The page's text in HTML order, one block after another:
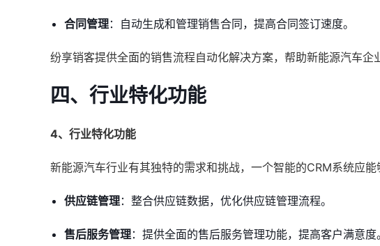
合同管理：自动生成和管理销售合同，提高合同签订速度。
纷享销客提供全面的销售流程自动化解决方案，帮助新能源汽车企
四、行业特化功能
4、行业特化功能
新能源汽车行业有其独特的需求和挑战，一个智能的CRM系统应
供应链管理：整合供应链数据，优化供应链管理流程。
售后服务管理：提供全面的售后服务管理功能，提高客户满意度。